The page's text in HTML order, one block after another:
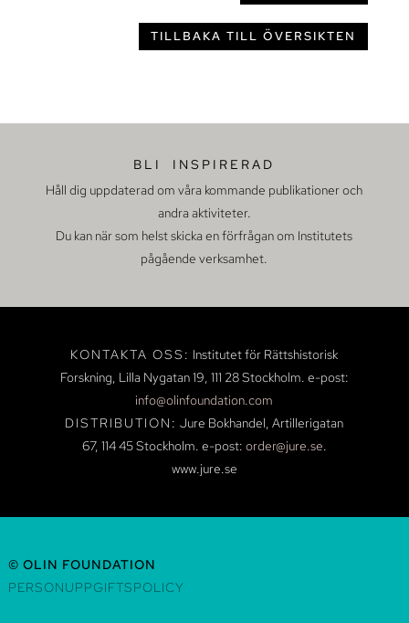
TILLBAKA TILL ÖVERSIKTEN
BLI INSPIRERAD
Håll dig uppdaterad om våra kommande publikationer och
andra aktiviteter.
Du kan när som helst skicka en förfrågan om Institutets
pågående verksamhet.
KONTAKTA OSS: Institutet för Rättshistorisk
Forskning, Lilla Nygatan 19, 111 28 Stockholm. e-post:
info@olinfoundation.com
DISTRIBUTION: Jure Bokhandel, Artillerigatan
67, 114 45 Stockholm. e-post: order@jure.se
www.jure.se
© OLIN FOUNDATION
PERSONUPPGIFTSPOLICY